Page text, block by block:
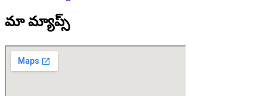
మా మ్యాప్స్